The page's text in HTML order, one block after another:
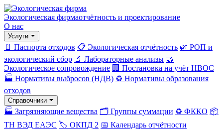
Экологическая фирмаотчётность и проектирование
О нас
Услуги
📄 Паспорта отходов 📋 Экологическая отчётность 🌿 РОП и
экологический сбор 🔬 Лабораторные анализы 🤝
Экологическое сопровождение 🏢 Постановка на учёт НВОС
🏭 Нормативы выбросов (НДВ) ♻️ Нормативы образования
отходов
Справочники
🏭 Загрязняющие вещества 🗂️ Группы суммации ♻️ ФККО 📦
ТН ВЭД ЕАЭС 🏷️ ОКПД 2 📅 Календарь отчётности